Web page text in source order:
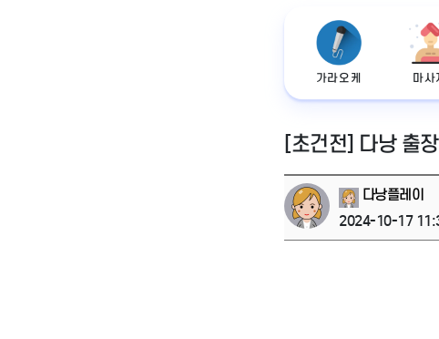
가라오케 마사
[초건전] 다낭 출
다낭플레이
2024-10-17